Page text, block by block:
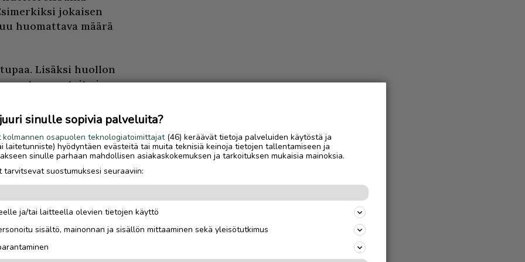
jokaisen
huomattava määrä
Lisäksi huollon
opasteita ja
ja jätteen
huollot
ja
tarkistusta ja vaihtoa
paljon.
toiminnan
jätteiden
Luetuimmat
Saariselälle – viisi
sinulle sopivia palveluita?
kolmannen osapuolen teknologiatoimittajat(46) keräävät tietoja palveluiden käytöstä ja
laitetunniste) hyödyntäen evästeitä tai muita teknisiä keinoja tietojen tallentamiseen ja
sinulle parhaan mahdollisen asiakaskokemuksen ja tarkoituksen mukaisia mainoksia.
suostumuksesi seuraaviin:
ja/tai laitteella olevien tietojen käyttö
sisältö, mainonnan ja sisällön mittaaminen sekä yleisötutkimus